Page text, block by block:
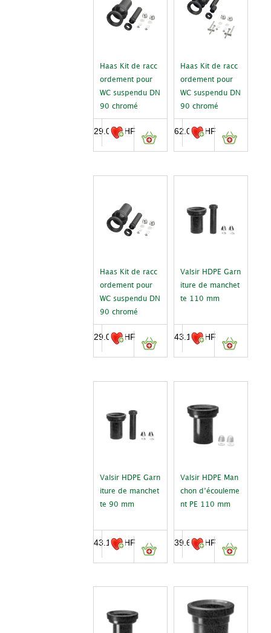
Haas Kit de racc
ordement pour
WC suspendu DN
90 chromé
29.00CHF
Haas Kit de racc
ordement pour
WC suspendu DN
90 chromé
62.00CHF
Haas Kit de racc
ordement pour
WC suspendu DN
90 chromé
29.00CHF
Valsir HDPE Garn
iture de manchet
te 110 mm
43.19CHF
Valsir HDPE Garn
iture de manchet
te 90 mm
43.19CHF
Valsir HDPE Man
chon d’écouleme
nt PE 110 mm
39.66CHF